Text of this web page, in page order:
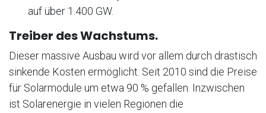
auf über 1.400 GW.
Treiber des Wachstums.
Dieser massive Ausbau wird vor allem durch drastisch
sinkende Kosten ermöglicht. Seit 2010 sind die Preise
für Solarmodule um etwa 90 % gefallen. Inzwischen
ist Solarenergie in vielen Regionen die